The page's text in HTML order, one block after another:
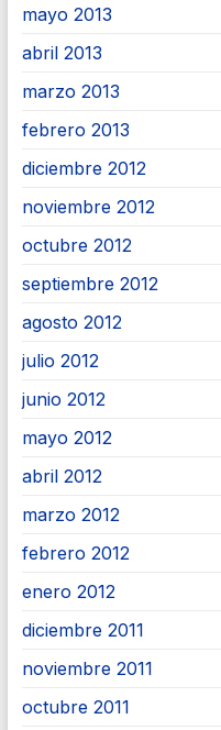
mayo 2013
abril 2013
marzo 2013
febrero 2013
diciembre 2012
noviembre 2012
octubre 2012
septiembre 2012
agosto 2012
julio 2012
junio 2012
mayo 2012
abril 2012
marzo 2012
febrero 2012
enero 2012
diciembre 2011
noviembre 2011
octubre 2011